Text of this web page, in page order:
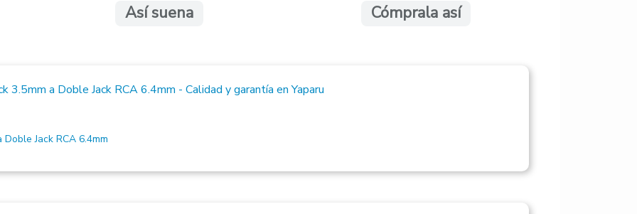
Así suena Cómprala así
Doble Jack RCA 6.4mm